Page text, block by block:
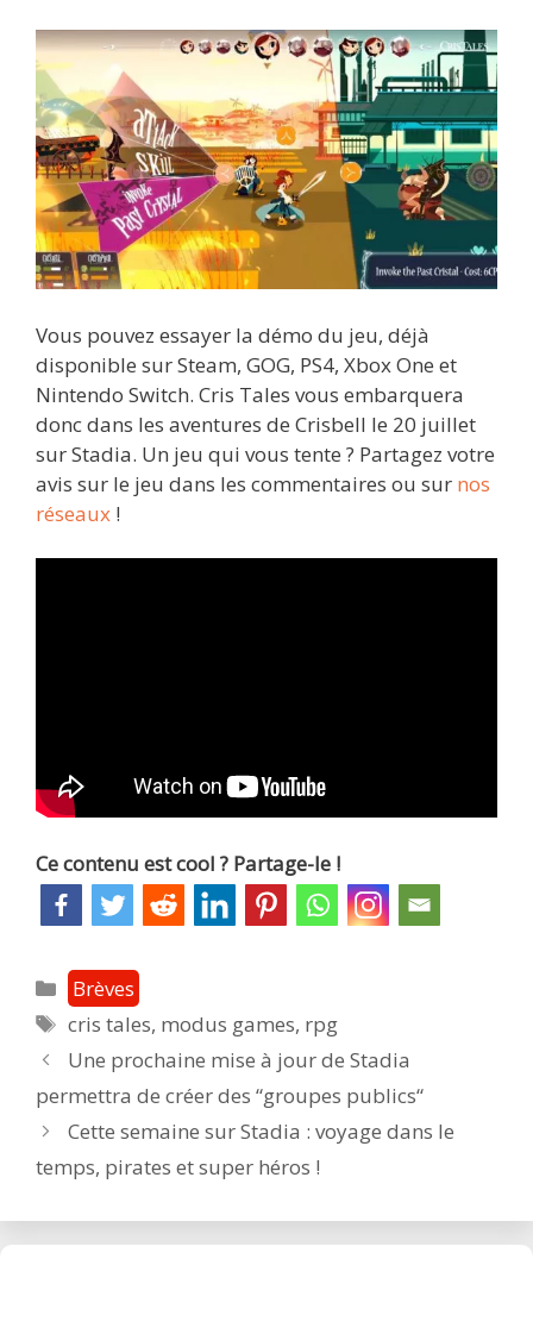
Vous pouvez essayer la démo du jeu, déjà
disponible sur Steam, GOG, PS4, Xbox One et
Nintendo Switch. Cris Tales vous embarquera
donc dans les aventures de Crisbell le 20 juillet
sur Stadia. Un jeu qui vous tente ? Partagez votre
avis sur le jeu dans les commentaires ou sur nos
réseaux !
Ce contenu est cool ? Partage-le !
Catégories
Brèves
Étiquettes
cris tales, modus games, rpg
Post
navigation
Une prochaine mise à jour de Stadia
permettra de créer des “groupes publics“
Cette semaine sur Stadia : voyage dans le
temps, pirates et super héros !